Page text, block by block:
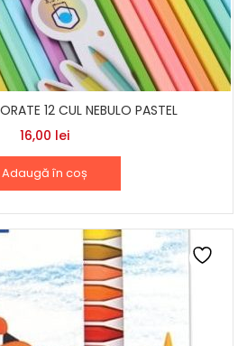
12 CUL NEBULO PASTEL
16,00 lei
Adaugă în coș